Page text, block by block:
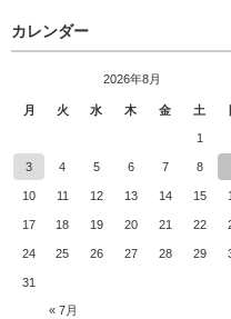
カレンダー
2026年8月
月 火 水 木 金 土
« 7月
1
3 4 5 6 7 8
10 11 12 13 14 15
17 18 19 20 21 22
24 25 26 27 28 29
31